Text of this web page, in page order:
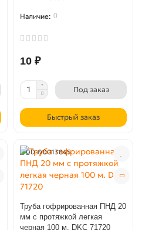
0
10 ₽
Под заказ
Быстрый заказ
00-00013845
Труба гофрированная ПНД 20
мм с протяжкой легкая
черная 100 м. DKC 71720